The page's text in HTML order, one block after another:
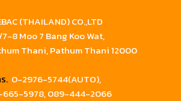
(THAILAND) CO.,LTD
8 Moo 7 Bang Koo Wat,
Thani, Pathum Thani 12000
. 0-2976-5744(AUTO),
5978,089-444-2066